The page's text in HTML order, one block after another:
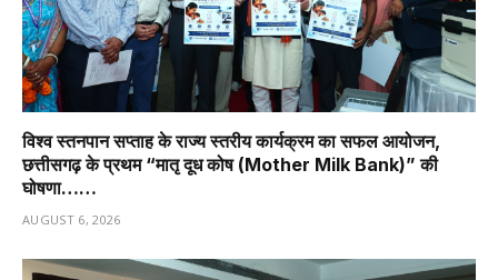
विश्व स्तनपान सप्ताह के राज्य स्तरीय कार्यक्रम का सफल आयोजन,
छत्तीसगढ़ के प्रथम “मातृ दूध कोष (Mother Milk Bank)” की
घोषणा……
AUGUST 6, 2026